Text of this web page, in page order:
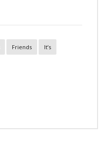
Friends It’s